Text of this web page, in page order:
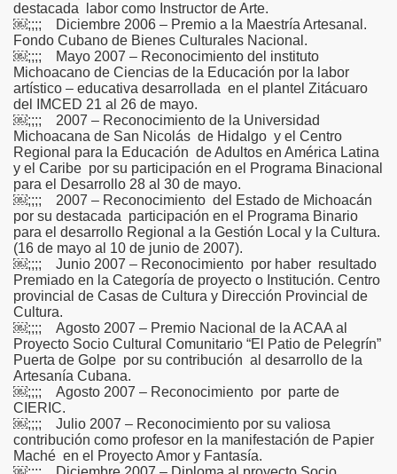
destacada labor como Instructor de Arte.
￼;;;; Diciembre 2006 – Premio a la Maestría Artesanal.
Fondo Cubano de Bienes Culturales Nacional.
￼;;;; Mayo 2007 – Reconocimiento del instituto
Michoacano de Ciencias de la Educación por la labor
artístico – educativa desarrollada en el plantel Zitácuaro
del IMCED 21 al 26 de mayo.
￼;;;; 2007 – Reconocimiento de la Universidad
Michoacana de San Nicolás de Hidalgo y el Centro
Regional para la Educación de Adultos en América Latina
y el Caribe por su participación en el Programa Binacional
para el Desarrollo 28 al 30 de mayo.
￼;;;; 2007 – Reconocimiento del Estado de Michoacán
por su destacada participación en el Programa Binario
para el desarrollo Regional a la Gestión Local y la Cultura.
(16 de mayo al 10 de junio de 2007).
￼;;;; Junio 2007 – Reconocimiento por haber resultado
Premiado en la Categoría de proyecto o Institución. Centro
provincial de Casas de Cultura y Dirección Provincial de
Cultura.
￼;;;; Agosto 2007 – Premio Nacional de la ACAA al
Proyecto Socio Cultural Comunitario “El Patio de Pelegrín”
Puerta de Golpe por su contribución al desarrollo de la
Artesanía Cubana.
￼;;;; Agosto 2007 – Reconocimiento por parte de
CIERIC.
￼;;;; Julio 2007 – Reconocimiento por su valiosa
contribución como profesor en la manifestación de Papier
Maché en el Proyecto Amor y Fantasía.